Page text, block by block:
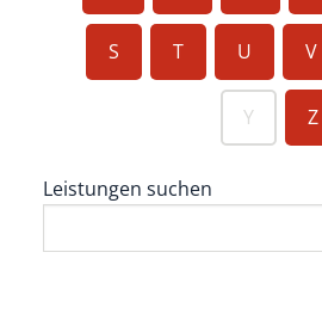
S T U V
Y Z
Leistungen suchen